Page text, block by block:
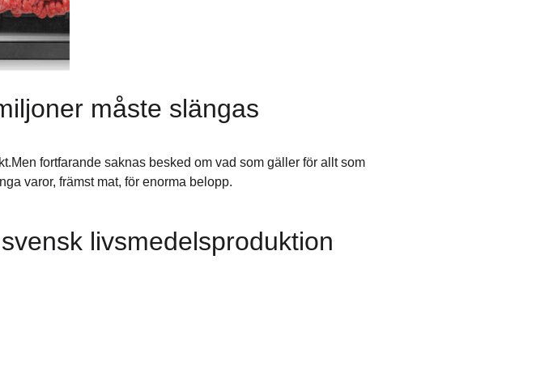
måste slängas
fortfarande saknas besked om vad som gäller för allt som
varor, främst mat, för enorma belopp.
livsmedelsproduktion